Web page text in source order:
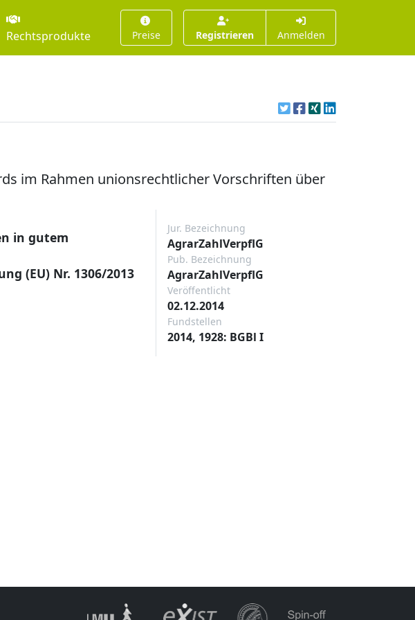
Rechtsprodukte Preise Registrieren Anmelden
im Rahmen unionsrechtlicher Vorschriften über
in gutem
(EU) Nr. 1306/2013
Jur. Bezeichnung
AgrarZahlVerpflG
Pub. Bezeichnung
AgrarZahlVerpflG
Veröffentlicht
02.12.2014
Fundstellen
2014, 1928: BGBl I